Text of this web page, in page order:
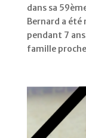
dans sa
Bernard a
pendant 7
famille